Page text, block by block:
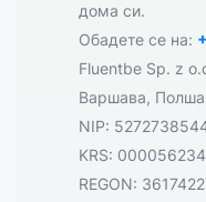
дома си.
Обадете се на:
Fluentbe Sp. z
Варшава, Полша
NIP:
KRS:
REGON: